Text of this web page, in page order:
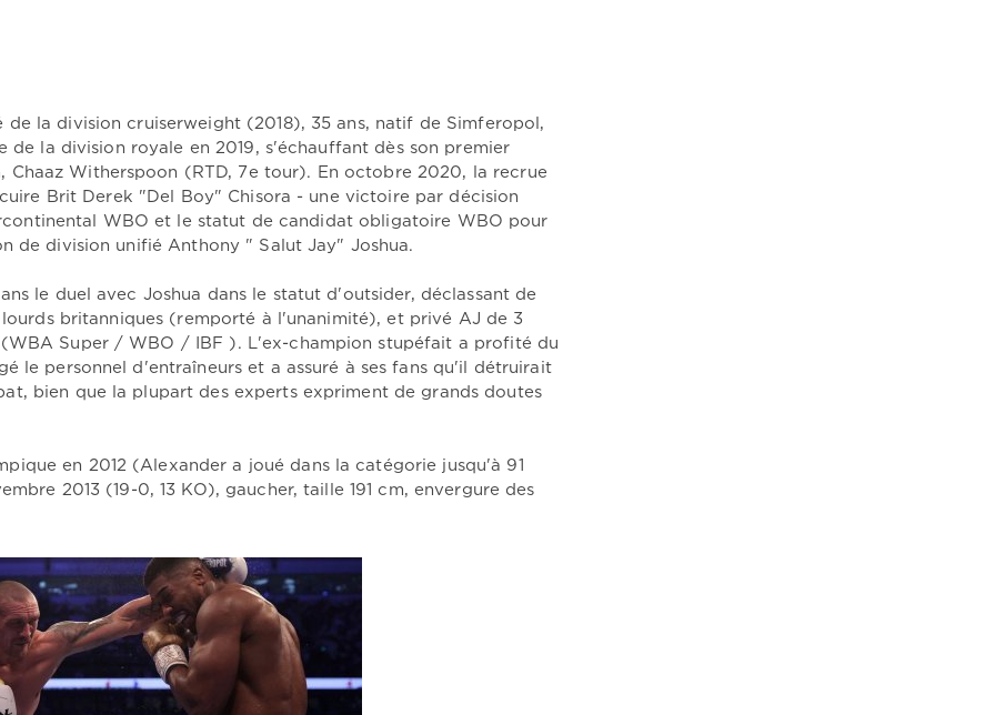
la division cruiserweight (2018), 35 ans, natif de Simferopol,
de la division royale en 2019, s'échauffant dès son premier
Witherspoon (RTD, 7e tour). En octobre 2020, la recrue
Brit Derek "Del Boy" Chisora - une victoire par décision
WBO et le statut de candidat obligatoire WBO pour
de division unifié Anthony " Salut Jay" Joshua.
le duel avec Joshua dans le statut d'outsider, déclassant de
britanniques (remporté à l'unanimité), et privé AJ de 3
Super / WBO / IBF ). L'ex-champion stupéfait a profité du
le personnel d'entraîneurs et a assuré à ses fans qu'il détruirait
bien que la plupart des experts expriment de grands doutes
en 2012 (Alexander a joué dans la catégorie jusqu'à 91
2013 (19-0, 13 KO), gaucher, taille 191 cm, envergure des